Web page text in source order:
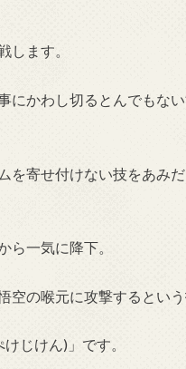
します。
にかわし切るとんでもな
を寄せ付けない技をあみ
ら一気に降下。
空の喉元に攻撃するという
じけん)」です。